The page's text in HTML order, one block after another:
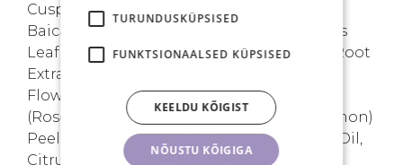
Cuspidatum Root Extract, Scutellaria
Baicalensis Root Extract, Camellia Sinensis
Leaf Extract, Glycyrrhiza Glabra (Licorice) Root
Extract, Chamomilla Recutita (Matricaria)
Flower Extract, Rosmarinus Officinalis
(Rosemary) Leaf Extract, Citrus Limon (Lemon)
Peel Oil, Pelargonium Graveolens Flower Oil,
Citrus Aurantium Dulcis (Orange) Peel Oil,
TURUNDUSKÜPSISED
FUNKTSIONAALSED KÜPSISED
NÕUSTU KÕIGIGA
KEELDU KÕIGIST